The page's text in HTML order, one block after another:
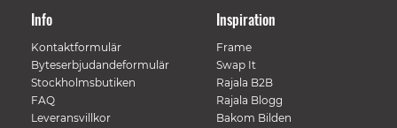
Info
Kontaktformulär
Byteserbjudandeformulär
Stockholmsbutiken
FAQ
Leveransvillkor
Inspiration
Frame
Swap It
Rajala B2B
Rajala Blogg
Bakom Bilden